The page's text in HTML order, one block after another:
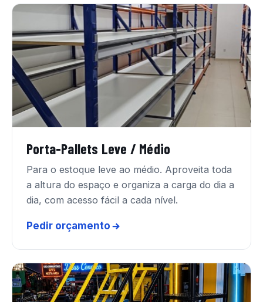
Porta-Pallets Leve / Médio
Para o estoque leve ao médio. Aproveita toda
a altura do espaço e organiza a carga do dia a
dia, com acesso fácil a cada nível.
Pedir orçamento